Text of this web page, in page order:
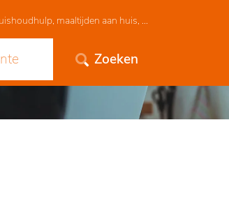
maaltijden aan huis, ...
Zoeken